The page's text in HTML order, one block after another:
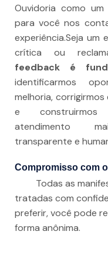
Ouvidoria como um
para você nos
experiência.Seja um
crítica ou
feedback é
identificarmos
melhoria, corrigirmos
e
atendimento
transparente e
Compromisso com
Todas as
tratadas com
preferir, você pode
forma anônima.